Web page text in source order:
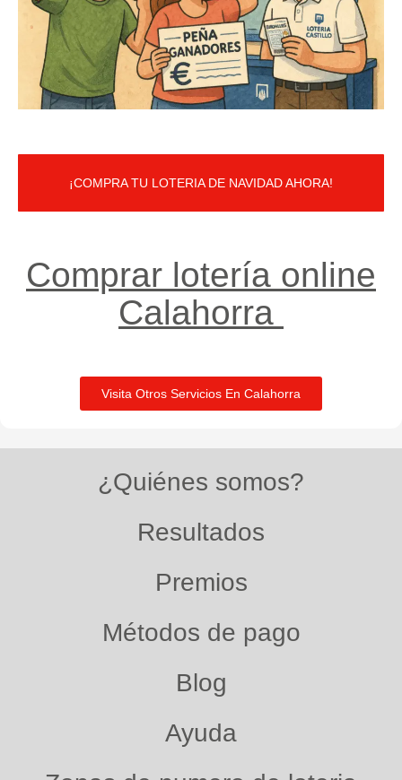
¡COMPRA TU LOTERIA DE NAVIDAD AHORA!
Comprar lotería online
Calahorra ​
Visita Otros Servicios En Calahorra
¿Quiénes somos?
Resultados
Premios
Métodos de pago
Blog
Ayuda